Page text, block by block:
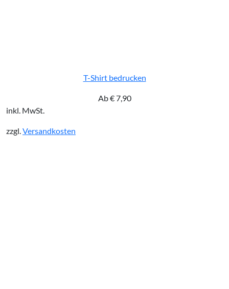
T-Shirt bedrucken
Ab€7,90
inkl. MwSt.
zzgl. Versandkosten